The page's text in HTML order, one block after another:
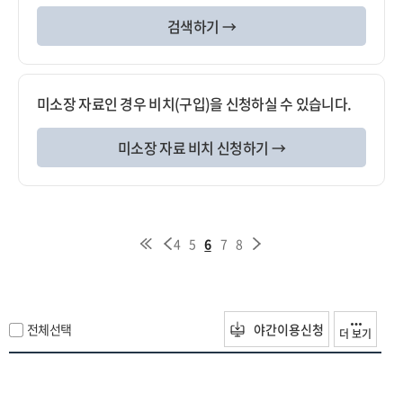
검색하기 →
미소장 자료인 경우 비치(구입)을 신청하실 수 있습니다.
미소장 자료 비치 신청하기 →
4 5 6 7 8
전체선택 야간이용신청 더 보기